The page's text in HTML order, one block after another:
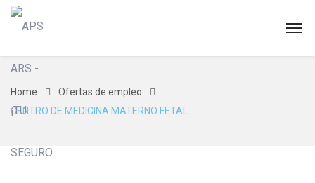
Home
Ofertas de empleo
CENTRO DE MEDICINA MATERNO FETAL